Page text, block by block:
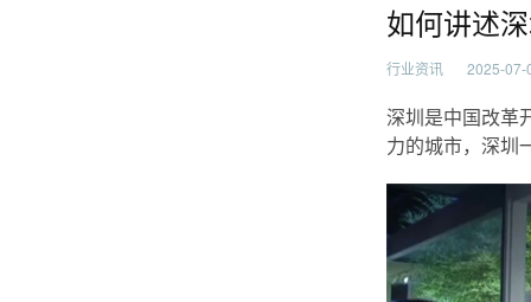
如何讲述
行业资讯 2025-07-
深圳是中国改革
力的城市，深圳